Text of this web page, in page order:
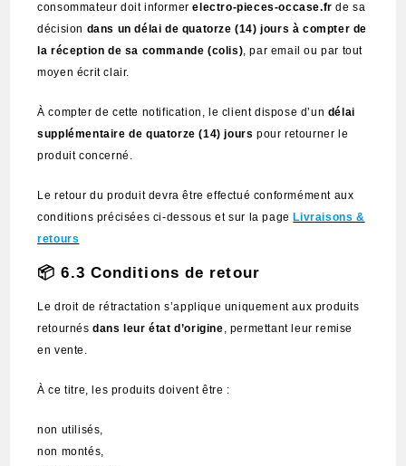
consommateur doit informerelectro-pieces-occase.fr de sa
décision dans un délai de quatorze (14) jours à compter de
la réception de sa commande (colis), par email ou par tout
moyen écrit clair.
À compter de cette notification, le client dispose d’un délai
supplémentaire de quatorze (14) jours pour retourner le
produit concerné.
Le retour du produit devra être effectué conformément aux
conditions précisées ci-dessous et sur la page Livraisons &
retours
📦 6.3 Conditions de retour
Le droit de rétractation s’applique uniquement aux produits
retournésdans leur état d’origine, permettant leur remise
en vente.
À ce titre, les produits doivent être :
non utilisés,
non montés,